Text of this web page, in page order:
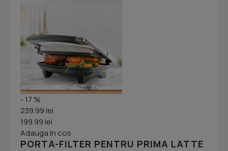
- 17 %
239.99 lei
199.99 lei
Adauga in cos
PORTA-FILTER PENTRU PRIMA LATTE